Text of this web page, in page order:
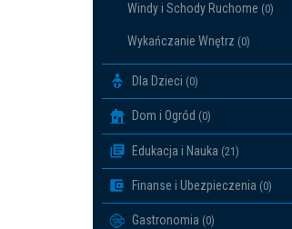
Windy i Schody Ruchome (0)
Wykańczanie Wnętrz (0)
Dla Dzieci (0)
Dom i Ogród (0)
Edukacja i Nauka (21)
Finanse i Ubezpieczenia (0)
Gastronomia (0)